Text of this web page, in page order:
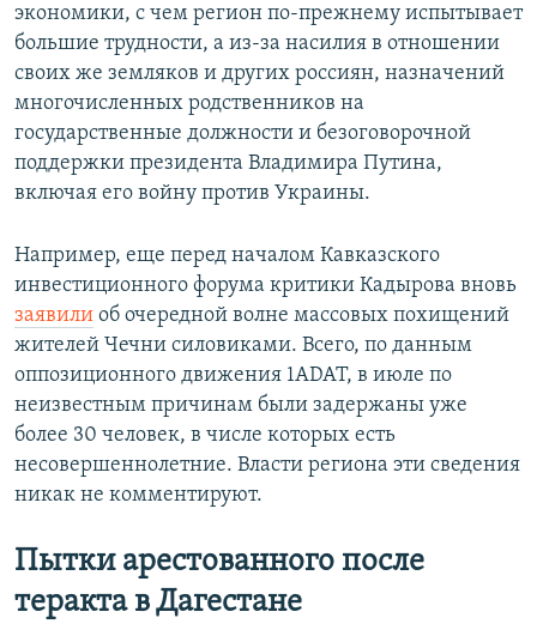
экономики, с чем регион по-прежнему испытывает
большие трудности, а из-за насилия в отношении
своих же земляков и других россиян, назначений
многочисленных родственников на
государственные должности и безоговорочной
поддержки президента Владимира Путина,
включая его войну против Украины.
Например, еще перед началом Кавказского
инвестиционного форума критики Кадырова вновь
заявили об очередной волне массовых похищений
жителей Чечни силовиками. Всего, по данным
оппозиционного движения 1ADAT, в июле по
неизвестным причинам были задержаны уже
более 30 человек, в числе которых есть
несовершеннолетние. Власти региона эти сведения
никак не комментируют.
Пытки арестованного после
теракта в Дагестане